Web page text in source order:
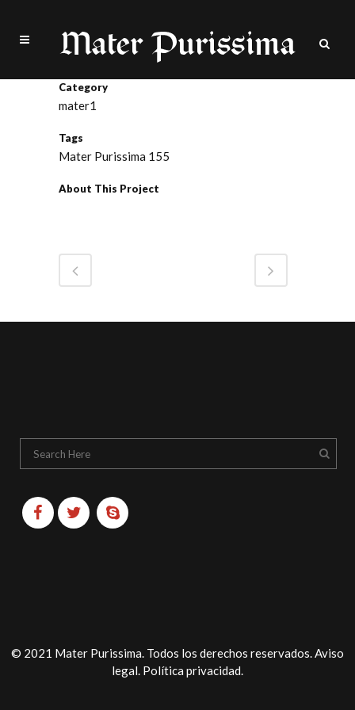
Category
mater1
Tags
Mater Purissima 155
About This Project
© 2021 Mater Purissima. Todos los derechos reservados.Aviso
legal. Política privacidad.